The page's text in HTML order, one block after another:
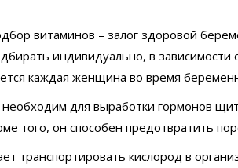
витаминов – залог здоровой
индивидуально, в
каждая женщина во время
для выработки гормонов
того, он способен предотвратить
транспортировать кислород в